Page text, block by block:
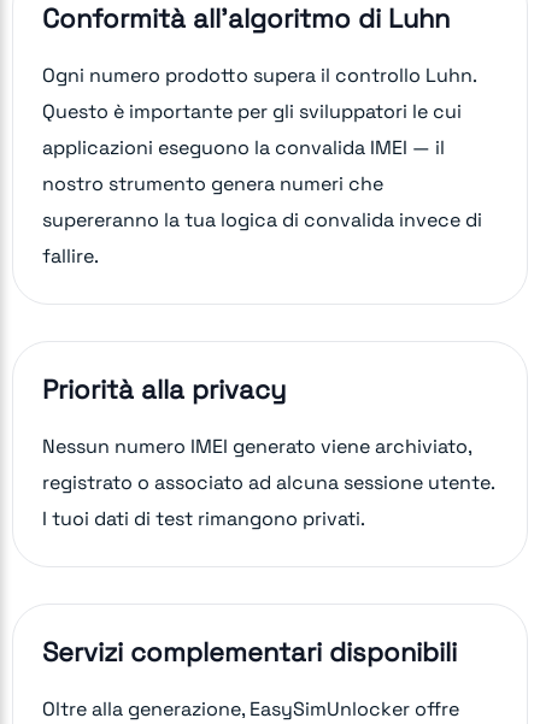
Conformità all'algoritmo di Luhn
Ogni numero prodotto supera il controllo Luhn.
Questo è importante per gli sviluppatori le cui
applicazioni eseguono la convalida IMEI — il
nostro strumento genera numeri che
supereranno la tua logica di convalida invece di
fallire.
Priorità alla privacy
Nessun numero IMEI generato viene archiviato,
registrato o associato ad alcuna sessione utente.
I tuoi dati di test rimangono privati.
Servizi complementari disponibili
Oltre alla generazione, EasySimUnlocker offre